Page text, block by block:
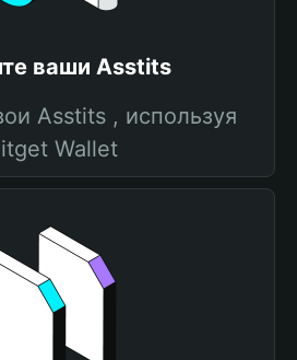
ваши Asstits
Asstits , используя
Wallet